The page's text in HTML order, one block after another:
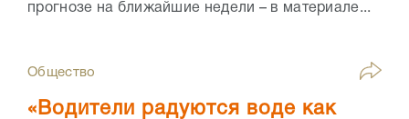
прогнозе на ближайшие недели – в материале...
Общество
«Водители радуются воде как